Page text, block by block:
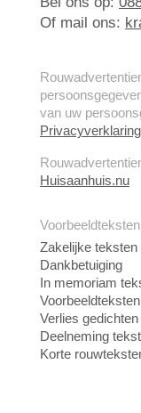
Of mail ons:
van uw
Privacyverklaring
Huisaanhuis.nu
Voorbeeldteksten
Zakelijke teksten
Dankbetuiging
In memoriam
Verlies gedichten
Deelneming
Korte